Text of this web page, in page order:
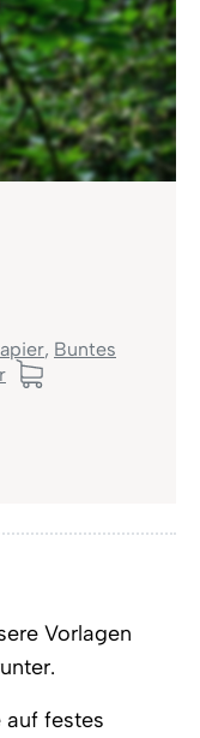
, Buntes
Vorlagen
auf festes